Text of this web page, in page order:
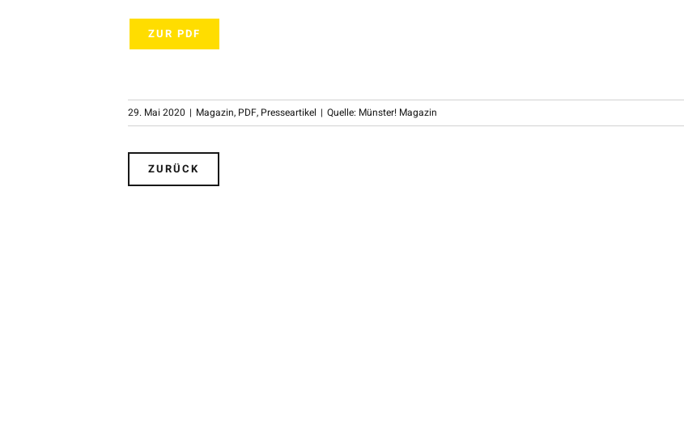
ZUR PDF
29. Mai 2020 | Magazin, PDF, Presseartikel | Quelle: Münster! Magazin
ZURÜCK